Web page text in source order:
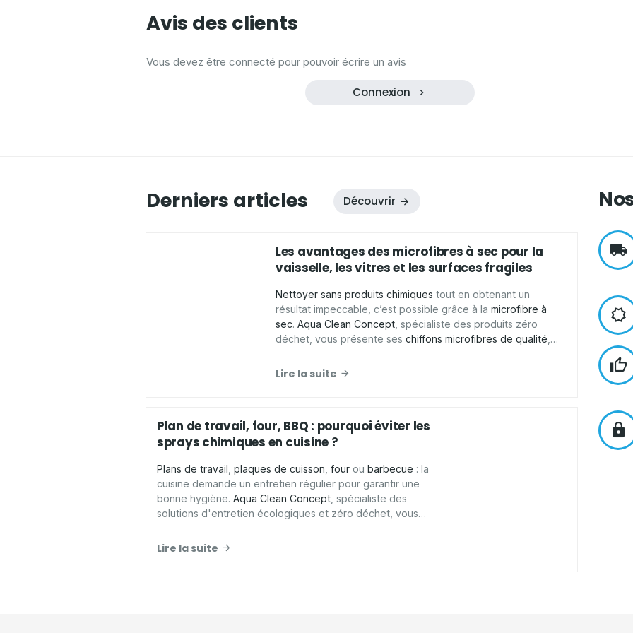
Avis des clients
Vous devez être connecté pour pouvoir écrire un avis
Connexion
Derniers articles Découvrir
Les avantages des microfibres à sec pour la
vaisselle, les vitres et les surfaces fragiles
Nettoyer sans produits chimiques tout en obtenant un
résultat impeccable, c’est possible grâce à la microfibre à
sec. Aqua Clean Concept, spécialiste des produits zéro
déchet, vous présente ses chiffons microfibres de qualité,
surfacessans laisser de traces.
Lire la suite
Plan de travail, four, BBQ : pourquoi éviter les
sprays chimiques en cuisine ?
Plans de travail , plaques de cuisson, four ou barbecue : la
cuisine demande un entretien régulier pour garantir une
bonne hygiène. Aqua Clean Concept, spécialiste des
solutions d'entretien écologiques et zéro déchet, vous
pournettoyer votre cuisine
Lire la suite